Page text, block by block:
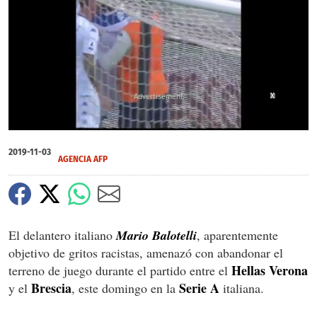
of
1
second
X
X
X
2019-11-03
AGENCIA AFP
El delantero italiano Mario Balotelli, aparentemente
objetivo de gritos racistas, amenazó con abandonar el
terreno de juego durante el partido entre el Hellas Verona
y el Brescia, este domingo en la Serie A italiana.